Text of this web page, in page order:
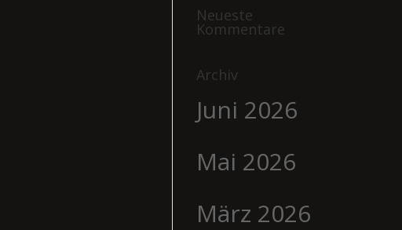
Neueste
Kommentare
Archiv
Juni 2026
Mai 2026
März 2026